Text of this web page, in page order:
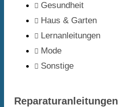
Gesundheit
Haus & Garten
Lernanleitungen
Mode
Sonstige
Reparaturanleitungen